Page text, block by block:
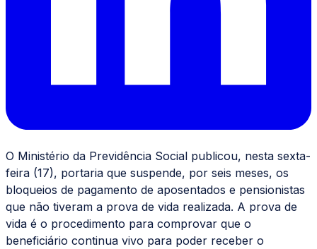
O Ministério da Previdência Social publicou, nesta sexta-
feira (17), portaria que suspende, por seis meses, os
bloqueios de pagamento de aposentados e pensionistas
que não tiveram a prova de vida realizada. A prova de
vida é o procedimento para comprovar que o
beneficiário continua vivo para poder receber o